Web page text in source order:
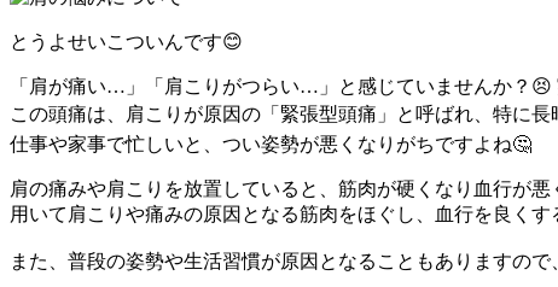
とうよせいこついんです😊
「肩が痛い…」「肩こりがつらい…」と感じていませんか？
この頭痛は、肩こりが原因の「緊張型頭痛」と呼ばれ、特に
仕事や家事で忙しいと、つい姿勢が悪くなりがちですよね🤔
肩の痛みや肩こりを放置していると、筋肉が硬くなり血行が
用いて肩こりや痛みの原因となる筋肉をほぐし、血行を良く
また、普段の姿勢や生活習慣が原因となることもありますの